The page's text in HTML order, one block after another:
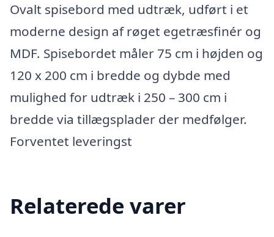
Ovalt spisebord med udtræk, udført i et
moderne design af røget egetræsfinér og
MDF. Spisebordet måler 75 cm i højden og
120 x 200 cm i bredde og dybde med
mulighed for udtræk i 250 – 300 cm i
bredde via tillægsplader der medfølger.
Forventet leveringst
Relaterede varer